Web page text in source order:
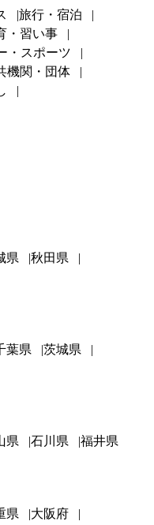
旅行・宿泊
・習い事
・スポーツ
機関・団体
県
秋田県
葉県
茨城県
県 石川県 福井県
県
大阪府